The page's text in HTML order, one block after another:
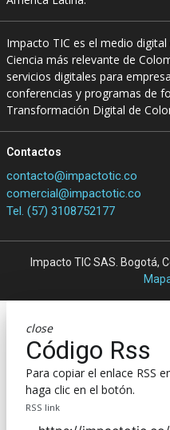
Impacto TIC es el medio
Ciencia más relevante de
servicios digitales para
conferencias y programas de
Transformación Digital de
Contactos
contacto@impactotic.co
comercial@impactotic.co
Tel. (57) 3108752177
Impacto TIC SAS. Bogotá,
close
Código Rss
Para copiar el enlace RSS
haga clic en el botón.
RSS link